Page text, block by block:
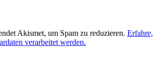
Akismet, um Spam zu reduzieren. Erfahre,
verarbeitet werden.